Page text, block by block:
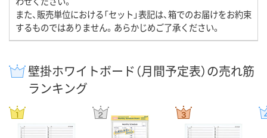
また、販売単位における「セット」表記は、箱でのお届けをお約束
するものではありません。あらかじめご了承ください。
壁掛ホワイトボード（月間予定表）の売れ筋
ランキング